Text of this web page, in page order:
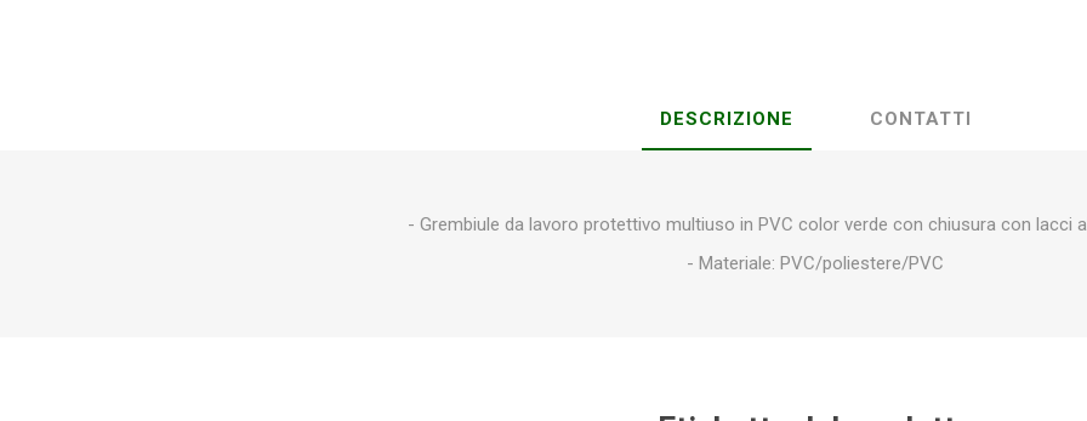
DESCRIZIONE CONTATTI
- Grembiule da lavoro protettivo multiuso in PVC color verde con chiusura con lacci
- Materiale: PVC/poliestere/PVC